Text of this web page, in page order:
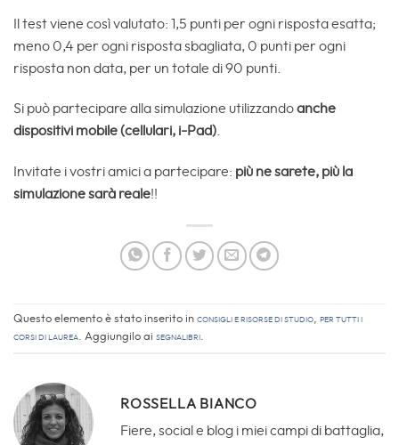
Il test viene così valutato: 1,5 punti per ogni risposta esatta;
meno 0,4 per ogni risposta sbagliata, 0 punti per ogni
risposta non data, per un totale di 90 punti.
Si può partecipare alla simulazione utilizzandoanche
dispositivi mobile (cellulari, i-Pad).
Invitate i vostri amici a partecipare: più ne sarete, più la
simulazione sarà reale!!
Questo elemento è stato inserito in Consigli e Risorse di studio Per tutti i
corsi di laurea . Aggiungilo ai segnalibri
ROSSELLA BIANCO
Fiere, social e blog i miei campi di battaglia,